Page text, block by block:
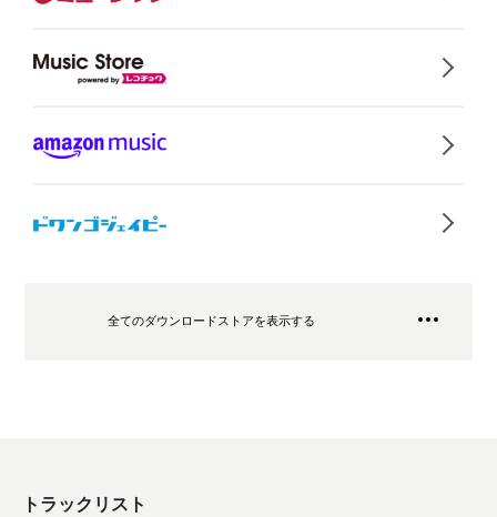
全てのダウンロードストアを表示する
トラックリスト